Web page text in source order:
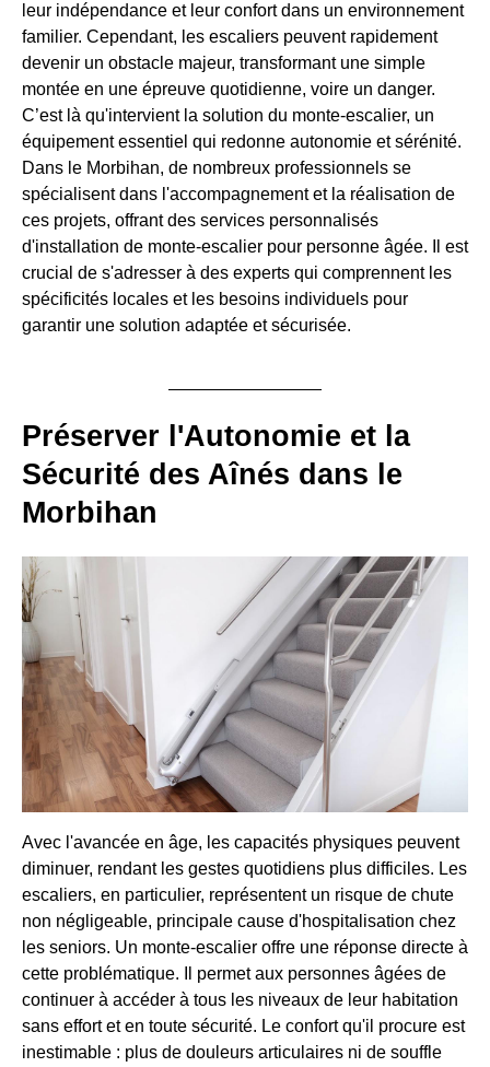
leur indépendance et leur confort dans un environnement
familier. Cependant, les escaliers peuvent rapidement
devenir un obstacle majeur, transformant une simple
montée en une épreuve quotidienne, voire un danger.
C’est là qu'intervient la solution du monte-escalier, un
équipement essentiel qui redonne autonomie et sérénité.
Dans le Morbihan, de nombreux professionnels se
spécialisent dans l'accompagnement et la réalisation de
ces projets, offrant des services personnalisés
d'installation de monte-escalier pour personne âgée. Il est
crucial de s'adresser à des experts qui comprennent les
spécificités locales et les besoins individuels pour
garantir une solution adaptée et sécurisée.
Préserver l'Autonomie et la
Sécurité des Aînés dans le
Morbihan
Avec l'avancée en âge, les capacités physiques peuvent
diminuer, rendant les gestes quotidiens plus difficiles. Les
escaliers, en particulier, représentent un risque de chute
non négligeable, principale cause d'hospitalisation chez
les seniors. Un monte-escalier offre une réponse directe à
cette problématique. Il permet aux personnes âgées de
continuer à accéder à tous les niveaux de leur habitation
sans effort et en toute sécurité. Le confort qu'il procure est
inestimable : plus de douleurs articulaires ni de souffle